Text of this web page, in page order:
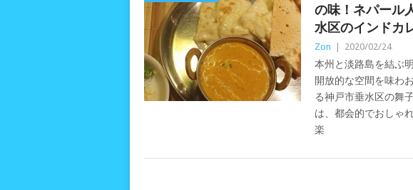
の味！ネパール
水区のインドカ
Zon 2020/02/24
本州と淡路島を結ぶ
開放的な空間を味わ
る神戸市垂水区の舞
は、都会的でおしゃ
楽